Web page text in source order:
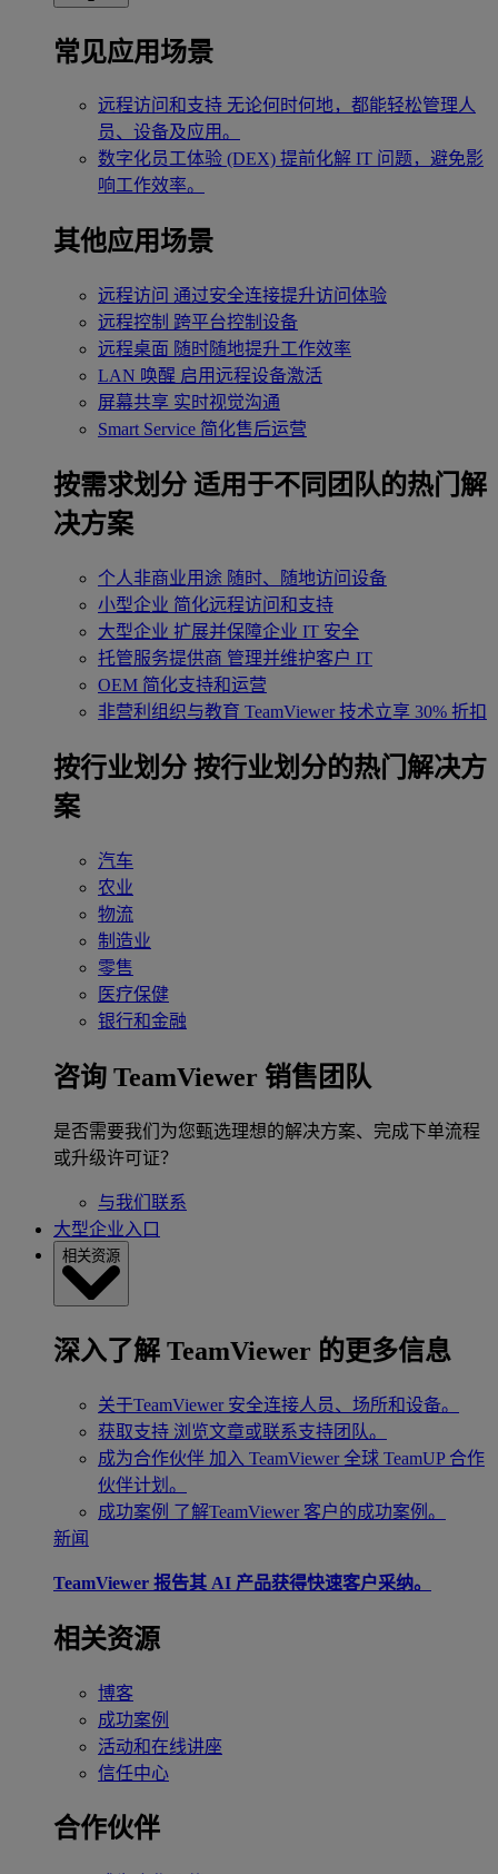
常见应用场景
远程访问和支持 无论何时何地，都能轻松管理人
员、设备及应用。
数字化员工体验 (DEX) 提前化解 IT 问题，避免影
响工作效率。
其他应用场景
远程访问 通过安全连接提升访问体验
远程控制 跨平台控制设备
远程桌面 随时随地提升工作效率
LAN 唤醒 启用远程设备激活
屏幕共享 实时视觉沟通
Smart Service 简化售后运营
按需求划分 适用于不同团队的热门解
决方案
个人非商业用途 随时、随地访问设备
小型企业 简化远程访问和支持
大型企业 扩展并保障企业 IT 安全
托管服务提供商 管理并维护客户 IT
OEM 简化支持和运营
非营利组织与教育 TeamViewer 技术立享 30% 折扣
‌按行业划分 按行业划分的热门解决方
案
汽车
农业
物流
制造业
零售
医疗保健
银行和金融
咨询 TeamViewer 销售团队
是否需要我们为您甄选理想的解决方案、完成下单流程
或升级许可证？
与我们联系
大型企业入口
相关资源
深入了解 TeamViewer 的更多信息
关于TeamViewer 安全连接人员、场所和设备。
获取支持 浏览文章或联系支持团队。
成为合作伙伴 加入 TeamViewer 全球 TeamUP 合作
伙伴计划。
成功案例 了解TeamViewer 客户的成功案例。
新闻
TeamViewer 报告其 AI 产品获得快速客户采纳。
相关资源
博客
成功案例
活动和在线讲座
信任中心
合作伙伴